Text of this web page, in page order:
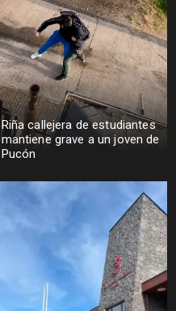
Riña callejera de estudiantes
mantiene grave a un joven de
Pucón